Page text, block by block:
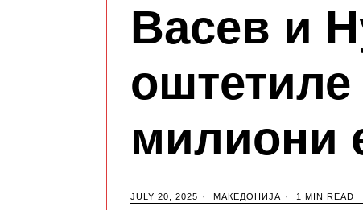
Васев и
оштетиле
милиони
JULY 20, 2025 МАКЕДОНИЈА 1 MIN READ